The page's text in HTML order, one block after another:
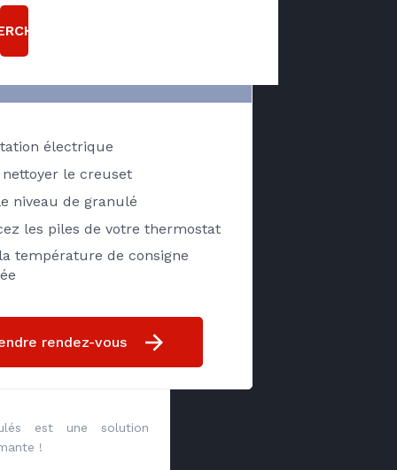
EST EN
PANNE ?
électrique
le creuset
niveau de granulé
les piles de votre thermostat
température de consigne
rendez-vous
Axenergie
chaudière
d'une chaudière
est une solution
!